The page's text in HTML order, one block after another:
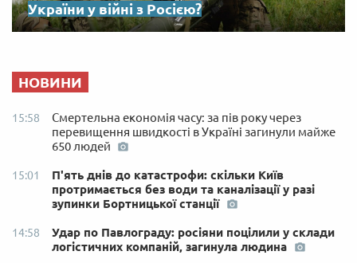
України у війні з Росією?
НОВИНИ
15:58
Смертельна економія часу: за пів року через
перевищення швидкості в Україні загинули майже
650 людей
15:01
П'ять днів до катастрофи: скільки Київ
протримається без води та каналізації у разі
зупинки Бортницької станції
14:58
Удар по Павлограду: росіяни поцілили у склади
логістичних компаній, загинула людина